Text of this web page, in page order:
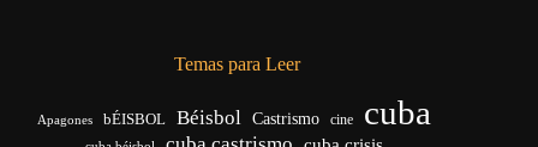
Temas para Leer
Apagones bÉISBOL Béisbol Castrismo cine cuba